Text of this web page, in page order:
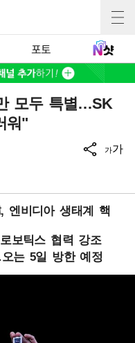
포토
모두 특별…SK
워"
가가
엔비디아 생태계 핵
보틱스 협력 강조
는 5일 방한 예정